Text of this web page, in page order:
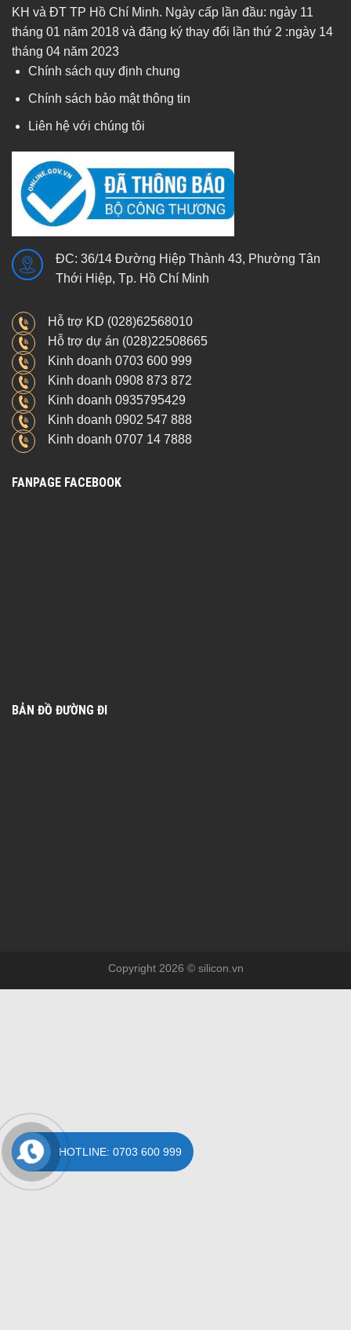
KH và ĐT TP Hồ Chí Minh. Ngày cấp lần đầu: ngày 11
tháng 01 năm 2018 và đăng ký thay đổi lần thứ 2 :ngày 14
tháng 04 năm 2023
Chính sách quy định chung
Chính sách bảo mật thông tin
Liên hệ với chúng tôi
ĐC: 36/14 Đường Hiệp Thành 43, Phường Tân
Thới Hiệp, Tp. Hồ Chí Minh
Hỗ trợ KD (028)62568010
Hỗ trợ dự án (028)22508665
Kinh doanh 0703 600 999
Kinh doanh 0908 873 872
Kinh doanh 0935795429
Kinh doanh 0902 547 888
Kinh doanh 0707 14 7888
FANPAGE FACEBOOK
BẢN ĐỒ ĐƯỜNG ĐI
Copyright 2026 © silicon.vn
HOTLINE: 0703 600 999